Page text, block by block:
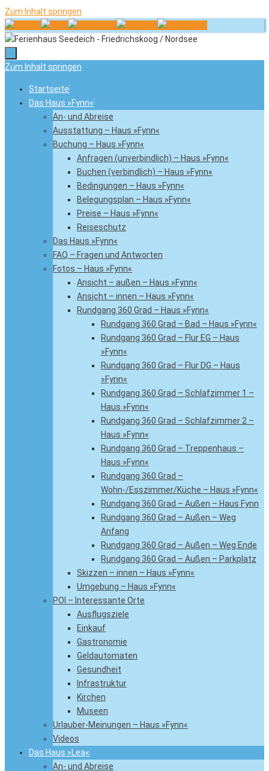
Zum Inhalt springen
Zum Inhalt springen
Startseite
Das Haus »Fynn«
An- und Abreise
Ausstattung – Haus »Fynn«
Buchung – Haus »Fynn«
Anfragen (unverbindlich) – Haus »Fynn«
Buchen (verbindlich) – Haus »Fynn«
Bedingungen – Haus »Fynn«
Belegungsplan – Haus »Fynn«
Preise – Haus »Fynn«
Reiseschutz
Das Haus »Fynn«
FAQ – Fragen und Antworten
Fotos – Haus »Fynn«
Ansicht – außen – Haus »Fynn«
Ansicht – innen – Haus »Fynn«
Rundgang 360 Grad – Haus »Fynn«
Rundgang 360 Grad – Bad – Haus »Fynn«
Rundgang 360 Grad – Flur EG – Haus
»Fynn«
Rundgang 360 Grad – Flur DG – Haus
»Fynn«
Rundgang 360 Grad – Schlafzimmer 1 –
Haus »Fynn«
Rundgang 360 Grad – Schlafzimmer 2 –
Haus »Fynn«
Rundgang 360 Grad – Treppenhaus –
Haus »Fynn«
Rundgang 360 Grad –
Wohn-/Esszimmer/Küche – Haus »Fynn«
Rundgang 360 Grad – Außen – Haus Fynn
Rundgang 360 Grad – Außen – Weg
Anfang
Rundgang 360 Grad – Außen – Weg Ende
Rundgang 360 Grad – Außen – Parkplatz
Skizzen – innen – Haus »Fynn«
Umgebung – Haus »Fynn«
POI – Interessante Orte
Ausflugsziele
Einkauf
Gastronomie
Geldautomaten
Gesundheit
Infrastruktur
Kirchen
Museen
Urlauber-Meinungen – Haus »Fynn«
Videos
Das Haus »Lea«
An- und Abreise